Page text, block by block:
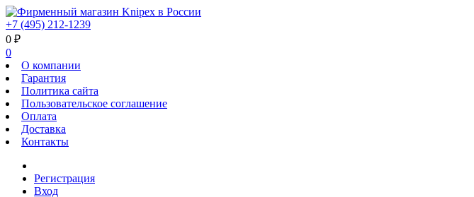
+7 (495) 212-1239
0 ₽
0
О компании
Гарантия
Политика сайта
Пользовательское соглашение
Оплата
Доставка
Контакты
Регистрация
Вход